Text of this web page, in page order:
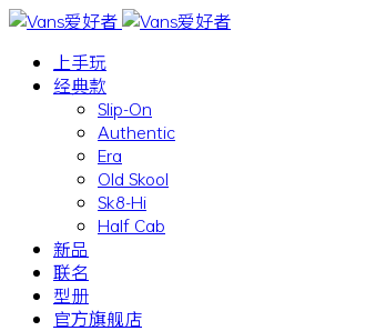
上手玩
经典款
Slip-On
Authentic
Era
Old Skool
Sk8-Hi
Half Cab
新品
联名
型册
官方旗舰店